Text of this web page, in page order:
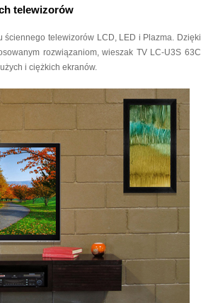
telewizorów
ściennego telewizorów LCD, LED i Plazma. Dzięki
rozwiązaniom, wieszak TV LC-U3S 63C
i ciężkich ekranów.